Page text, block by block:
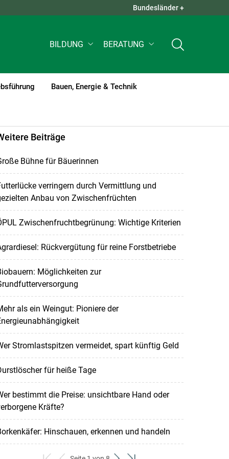
QUICK LINKS +
Bundesländer +
BILDUNG BERATUNG
Bauen, Energie & Technik
Beiträge
Bühne für Bäuerinnen
verringern durch Vermittlung und
Anbau von Zwischenfrüchten
Zwischenfruchtbegrünung: Wichtige Kriterien
Rückvergütung für reine Forstbetriebe
Möglichkeiten zur
als ein Weingut: Pioniere der
Stromlastspitzen vermeidet, spart künftig Geld
für heiße Tage
bestimmt die Preise: unsichtbare Hand oder
Kräfte?
Hinschauen, erkennen und handeln